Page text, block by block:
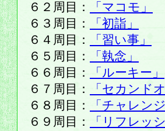
６２周目：
「マコモ」
６３周目：
「初詣」
６４周目：
「習い事」
６５周目：
「執念」
６６周目：
「ルーキー」
６７周目：
「セカンド
６８周目：
「チャレン
６９周目：
「リフレッ